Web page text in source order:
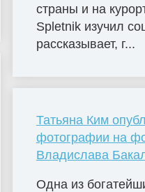
страны и на
Spletnik изучил
рассказывает, г...
Татьяна Ким
фотографии на
Владислава
Одна из